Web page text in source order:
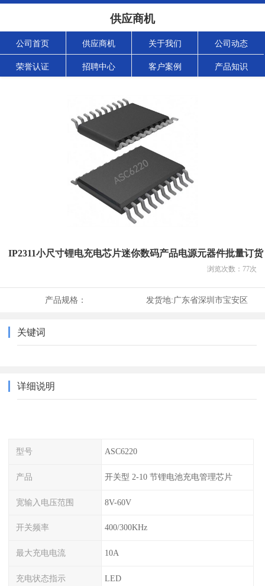
供应商机
公司首页 供应商机 关于我们 公司动态
荣誉认证 招聘中心 客户案例 产品知识
IP2311小尺寸锂电充电芯片迷你数码产品电源元器件批量订货
浏览次数： 77次
产品规格： 发货地:广东省深圳市宝安区
关键词
详细说明
型号 ASC6220
产品 开关型 2-10 节锂电池充电管理芯片
宽输入电压范围 8V-60V
开关频率 400/300KHz
最大充电电流 10A
充电状态指示 LED